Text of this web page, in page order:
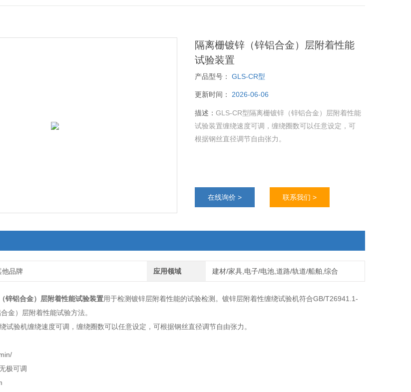
隔离栅镀锌（锌铝合金）层附着性能
试验装置
产品型号： GLS-CR型
更新时间： 2026-06-06
描述： GLS-CR型隔离栅镀锌（锌铝合金）层附着性能
试验装置缠绕速度可调，缠绕圈数可以任意设定，可
根据钢丝直径调节自由张力。
在线询价 > 联系我们 >
他品牌 应用领域 建材/家具,电子/电池,道路/轨道/船舶,综合
锌铝合金）层附着性能试验装置用于检测镀锌层附着性能的试验检测。镀锌层附着性缠绕试验机符合GB/T26941.1-
金）层附着性能试验方法。
试验机缠绕速度可调，缠绕圈数可以任意设定，可根据钢丝直径调节自由张力。
极可调